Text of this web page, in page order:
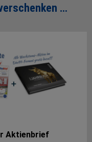
…
Aktienbrief